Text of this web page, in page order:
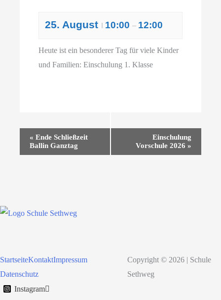
25. August I 10:00– 12:00
Heute ist ein besonderer Tag für viele Kinder
und Familien: Einschulung 1. Klasse
Veranstaltung-
Navigation
« Ende Schließzeit
Ballin Ganztag
Einschulung
Vorschule 2026 »
StartseiteKontaktImpressum
Datenschutz
Copyright © 2026 | Schule
Sethweg
Instagram